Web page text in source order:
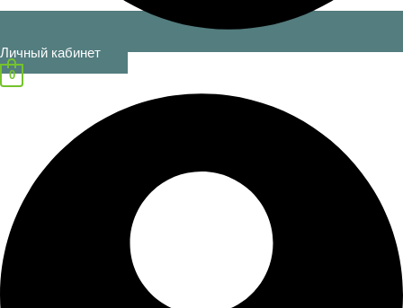
Личный кабинет
0